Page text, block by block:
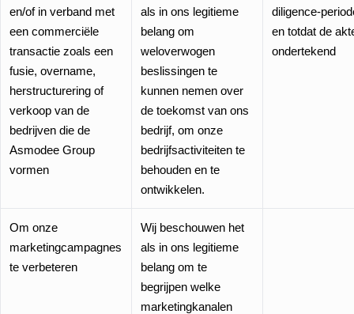
en/of in verband met
een commerciële
transactie zoals een
fusie, overname,
herstructurering of
verkoop van de
bedrijven die de
Asmodee Group
vormen
als in ons legitieme
belang om
weloverwogen
beslissingen te
kunnen nemen over
de toekomst van ons
bedrijf, om onze
bedrijfsactiviteiten te
behouden en te
ontwikkelen.
diligence-
en totdat de
ondertekend
Om onze
marketingcampagnes
te verbeteren
Wij beschouwen het
als in ons legitieme
belang om te
begrijpen welke
marketingkanalen